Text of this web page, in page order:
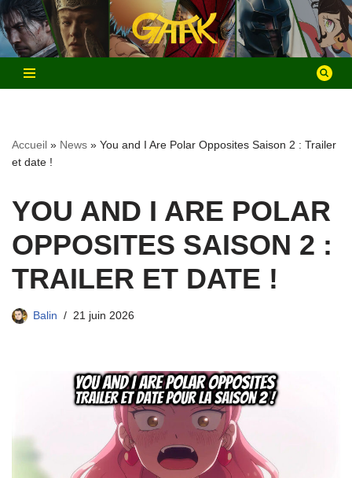
Aller
au
contenu
Accueil » News » You and I Are Polar Opposites Saison 2 : Trailer
et date !
YOU AND I ARE POLAR
OPPOSITES SAISON 2 :
TRAILER ET DATE !
Balin 21 juin 2026